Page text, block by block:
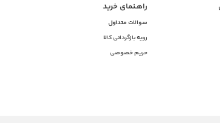
راهـنمای خرید
سوالات متداول
رویه بازگردانی کالا
حریم خصوصی